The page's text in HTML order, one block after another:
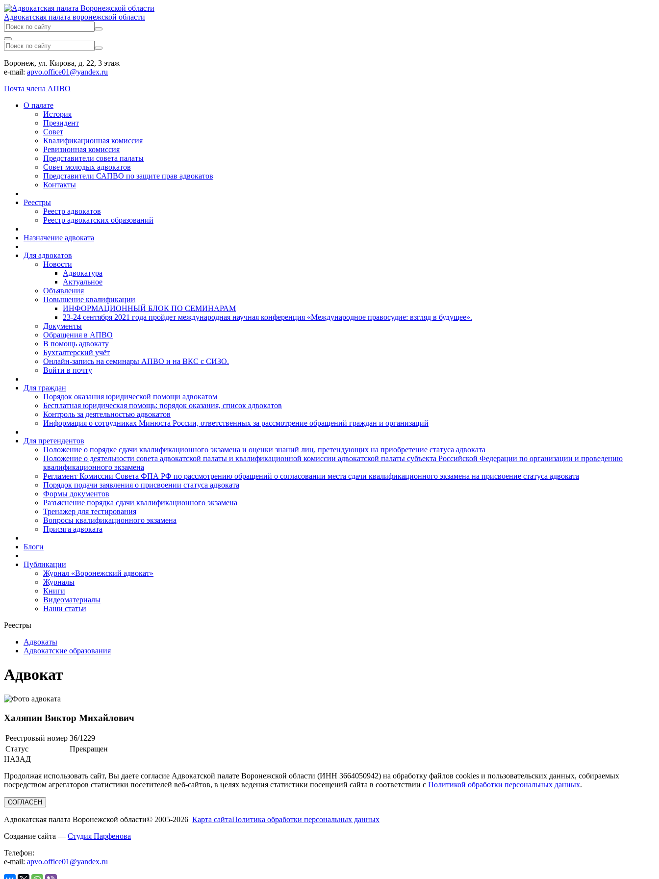
Адвокатская палата воронежской области
Воронеж, ул. Кирова, д. 22, 3 этаж
e-mail: apvo.office01@yandex.ru
Почта члена АПВО
О палате
История
Президент
Совет
Квалификационная комиссия
Ревизионная комиссия
Представители совета палаты
Совет молодых адвокатов
Представители САПВО по защите прав адвокатов
Контакты
Реестры
Реестр адвокатов
Реестр адвокатских образований
Назначение адвоката
Для адвокатов
Новости
Адвокатура
Актуальное
Объявления
Повышение квалификации
ИНФОРМАЦИОННЫЙ БЛОК ПО СЕМИНАРАМ
23-24 сентября 2021 года пройдет международная научная конференция «Международное правосудие: взгляд в будущее».
Документы
Обращения в АПВО
В помощь адвокату
Бухгалтерский учёт
Онлайн-запись на семинары АПВО и на ВКС с СИЗО.
Войти в почту
Для граждан
Порядок оказания юридической помощи адвокатом
Бесплатная юридическая помощь: порядок оказания, список адвокатов
Контроль за деятельностью адвокатов
Информация о сотрудниках Минюста России, ответственных за рассмотрение обращений граждан и организаций
Для претендентов
Положение о порядке сдачи квалификационного экзамена и оценки знаний лиц, претендующих на приобретение статуса адвоката
Положение о деятельности совета адвокатской палаты и квалификационной комиссии адвокатской палаты субъекта Российской Федерации по организации и проведению
квалификационного экзамена
Регламент Комиссии Совета ФПА РФ по рассмотрению обращений о согласовании места сдачи квалификационного экзамена на присвоение статуса адвоката
Порядок подачи заявления о присвоении статуса адвоката
Формы документов
Разъяснение порядка сдачи квалификационного экзамена
Тренажер для тестирования
Вопросы квалификационного экзамена
Присяга адвоката
Блоги
Публикации
Журнал «Воронежский адвокат»
Журналы
Книги
Видеоматериалы
Наши статьи
Реестры
Адвокаты
Адвокатские образования
Адвокат
Халяпин Виктор Михайлович
Реестровый номер 36/1229
Статус
Прекращен
НАЗАД
Продолжая использовать сайт, Вы даете согласие Адвокатской палате Воронежской области (ИНН 3664050942) на обработку файлов cookies и пользовательских данных, собираемых
посредством агрегаторов статистики посетителей веб-сайтов, в целях ведения статистики посещений сайта в соответствии с Политикой обработки персональных данных.
СОГЛАСЕН
Адвокатская палата Воронежской области© 2005-2026 Карта сайтаПолитика обработки персональных данных
Создание сайта — Студия Парфенова
Телефон:
e-mail: apvo.office01@yandex.ru